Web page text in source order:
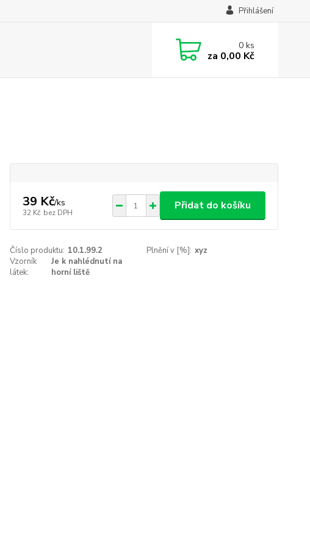
Přihlášení
0ks
za 0,00 Kč
39 Kč/ks
32 Kč bez DPH
Přidat do košíku
Číslo produktu: 10.1.99.2 Plnění v [%]: xyz
Vzorník
látek:
Je k nahlédnutí na
horní liště